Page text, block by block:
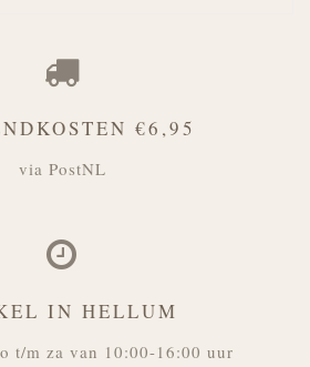
€6,95
via PostNL
IN HELLUM
t/m za van 10:00-16:00 uur